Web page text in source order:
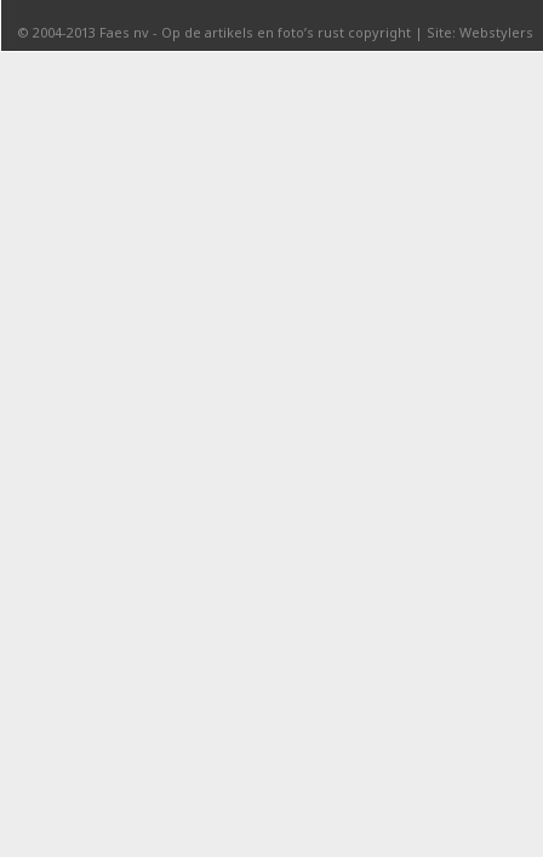
© 2004-2013 Faes nv - Op de artikels en foto’s rust copyright | Site: Webstylers